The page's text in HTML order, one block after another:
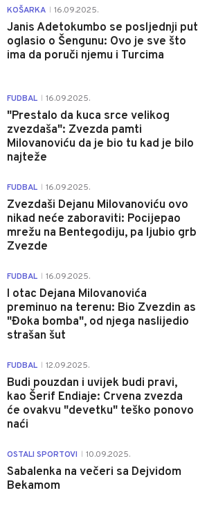
KOŠARKA 16.09.2025.
Janis Adetokumbo se posljednji put
oglasio o Šengunu: Ovo je sve što
ima da poruči njemu i Turcima
FUDBAL 16.09.2025.
"Prestalo da kuca srce velikog
zvezdaša": Zvezda pamti
Milovanoviću da je bio tu kad je bilo
najteže
FUDBAL 16.09.2025.
Zvezdaši Dejanu Milovanoviću ovo
nikad neće zaboraviti: Pocijepao
mrežu na Bentegodiju, pa ljubio grb
Zvezde
FUDBAL 16.09.2025.
I otac Dejana Milovanovića
preminuo na terenu: Bio Zvezdin as
"Đoka bomba", od njega naslijedio
strašan šut
FUDBAL 12.09.2025.
Budi pouzdan i uvijek budi pravi,
kao Šerif Endiaje: Crvena zvezda
će ovakvu "devetku" teško ponovo
naći
OSTALI SPORTOVI 10.09.2025.
Sabalenka na večeri sa Dejvidom
Bekamom